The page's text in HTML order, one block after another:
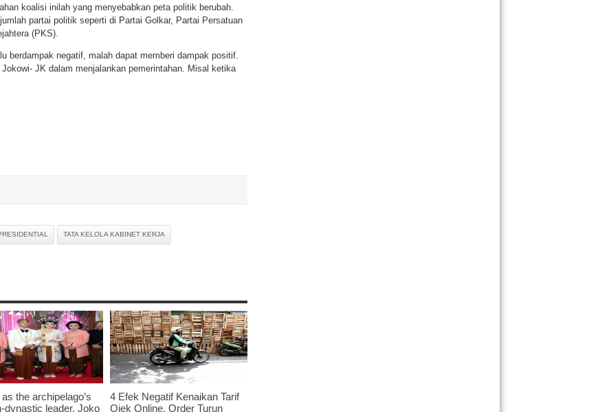
koalisi inilah yang menyebabkan peta politik berubah.
partai politik seperti di Partai Golkar, Partai Persatuan
(PKS).
berdampak negatif, malah dapat memberi dampak positif.
JK dalam menjalankan pemerintahan. Misal ketika
TATA KELOLA KABINET KERJA
the archipelago’s
dynastic leader, Joko
4 Efek Negatif Kenaikan Tarif
Ojek Online, Order Turun